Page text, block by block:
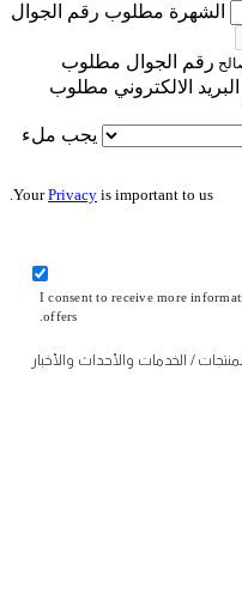
الشهرة مطلوب رقم الجوال
رقم الجوال مطلوب
البريد الالكتروني مطلوب
يجب ملء
YourPrivacy is important to us.
I consent to receive more
offers.
/ الخدمات والأحداث والأخبار